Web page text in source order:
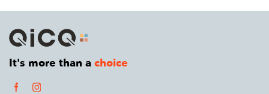
It's more than a choice